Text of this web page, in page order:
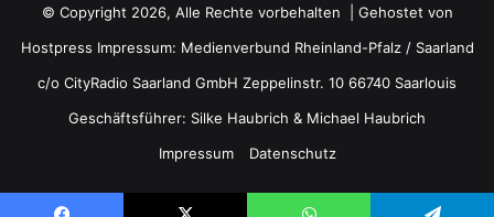
© Copyright 2026, Alle Rechte vorbehalten | Gehostet von
Hostpress Impressum: Medienverbund Rheinland-Pfalz / Saarland
c/o CityRadio Saarland GmbH Zeppelinstr. 10 66740 Saarlouis
Geschäftsführer: Silke Haubrich & Michael Haubrich
Impressum
Datenschutz